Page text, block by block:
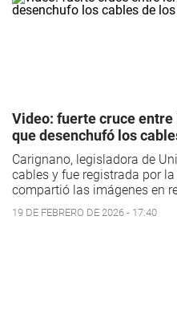
Video: fuerte cruce
que desenchufó los
Carignano, legisladora de
cables y fue registrada por
compartió las imágenes en
19 DE FEBRERO DE 2026 - 17:40